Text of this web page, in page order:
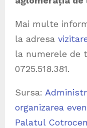
Mai multe
la adresa
la numerele de
0725.518.381.
Sursa:
organizarea
Palatul